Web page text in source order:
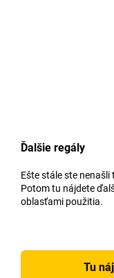
Ďalšie regály
Ešte stále ste nenašli
Potom tu nájdete
oblasťami použitia.
Tu